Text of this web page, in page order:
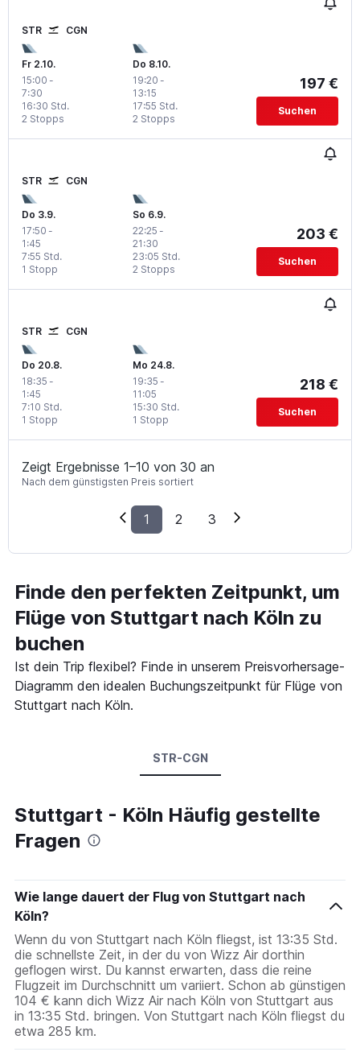
STR CGN
Fr 2.10.
15:00 -
7:30
2 Stopps
16:30 Std.
Do 8.10.
19:20 -
13:15
2 Stopps
17:55 Std.
197 €
Suchen
STR CGN
Do 3.9.
17:50 -
1:45
1 Stopp
7:55 Std.
So 6.9.
22:25 -
21:30
2 Stopps
23:05 Std.
203 €
Suchen
STR CGN
Do 20.8.
18:35 -
1:45
1 Stopp
7:10 Std.
Mo 24.8.
19:35 -
11:05
1 Stopp
15:30 Std.
218 €
Suchen
Zeigt Ergebnisse 1–10 von 30 an
Nach dem günstigsten Preis sortiert
1 2 3
Finde den perfekten Zeitpunkt, um
Flüge von Stuttgart nach Köln zu
buchen
Ist dein Trip flexibel? Finde in unserem Preisvorhersage-
Diagramm den idealen Buchungszeitpunkt für Flüge von
Stuttgart nach Köln.
STR-CGN
Stuttgart - Köln Häufig gestellte
Fragen
Wie lange dauert der Flug von Stuttgart nach
Köln?
Wenn du von Stuttgart nach Köln fliegst, ist 13:35 Std.
die schnellste Zeit, in der du von Wizz Air dorthin
geflogen wirst. Du kannst erwarten, dass die reine
Flugzeit im Durchschnitt um variiert. Schon ab günstigen
104 € kann dich Wizz Air nach Köln von Stuttgart aus
in 13:35 Std. bringen. Von Stuttgart nach Köln fliegst du
etwa 285 km.